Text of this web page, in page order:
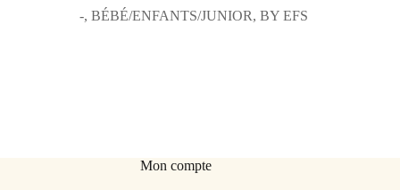
-,BÉBÉ/ENFANTS/JUNIOR,BY EFS
Mon compte